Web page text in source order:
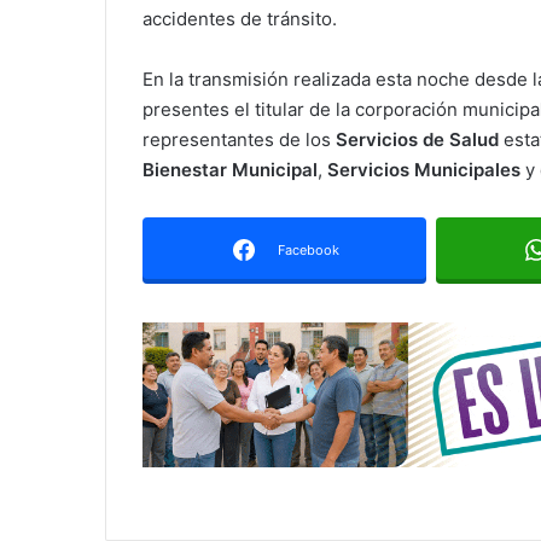
accidentes de tránsito.
En la transmisión realizada esta noche desde
presentes el titular de la corporación
representantes de los Servicios de Salud
Bienestar Municipal, Servicios Municipales y
Facebook